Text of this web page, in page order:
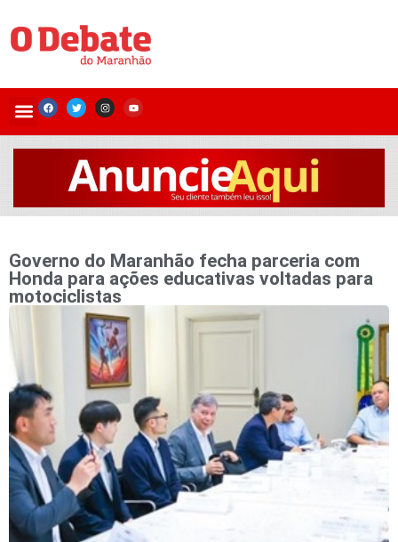
Governo do Maranhão fecha parceria com
Honda para ações educativas voltadas para
motociclistas